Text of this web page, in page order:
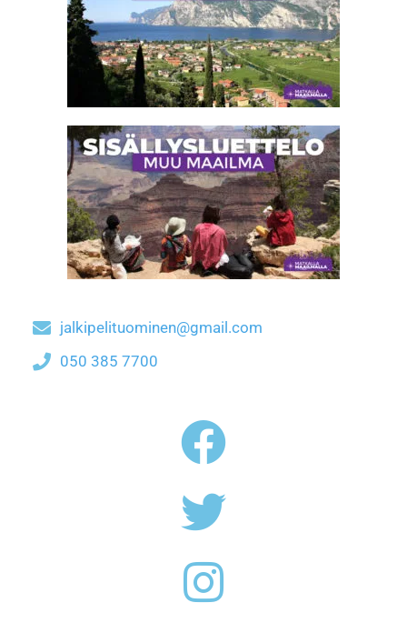
jalkipelituominen@gmail.com
050 385 7700